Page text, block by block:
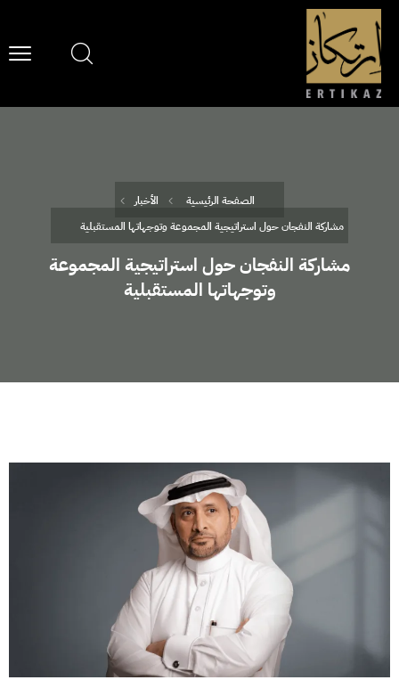
الصفحة الرئيسية
الأخبار
مشاركة النفجان حول استراتيجية المجموعة وتوجهاتها المستقبلية
مشاركة النفجان حول استراتيجية المجموعة
وتوجهاتها المستقبلية